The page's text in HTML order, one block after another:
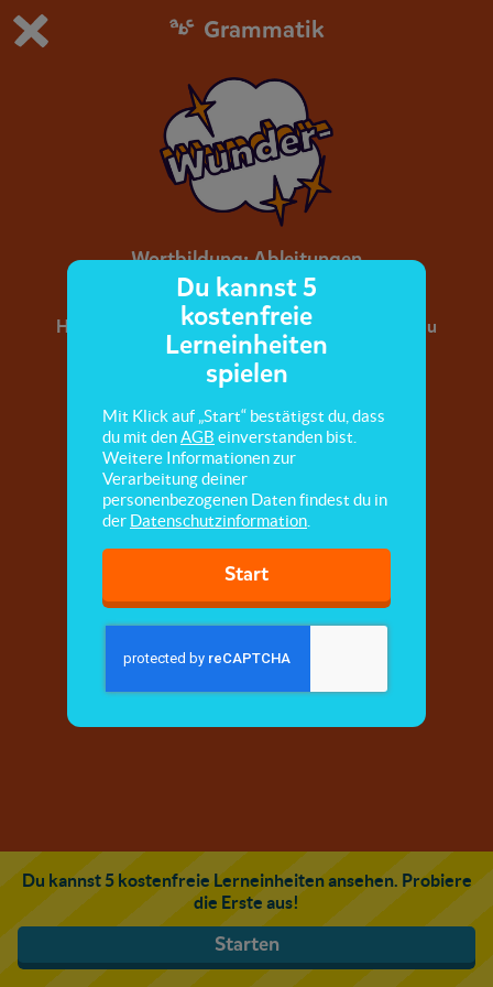
Du spielst die kostenfreie Testversion von scoyo.
Jetzt bestellen
1
Grammatik
Wortbildung: Ableitungen
Hier lernst du Wortbaustene von Ableitungen zu
erarbeiten und aus Adjektiven und Verben
Ableitungen zu bilden.
Du kannst 5 kostenfreie Lerneinheiten ansehen. Probiere
die Erste aus!
Starten
Du kannst 5
kostenfreie
Lerneinheiten
spielen
Mit Klick auf „Start“ bestätigst du, dass
du mit denAGB einverstanden bist.
Weitere Informationen zur
Verarbeitung deiner
personenbezogenen Daten findest du in
der Datenschutzinformation
Start